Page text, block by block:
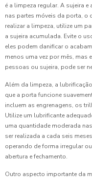
é a limpeza regular. A sujeira
nas partes móveis da porta, o
realizar a limpeza, utilize um
a sujeira acumulada. Evite o
eles podem danificar o
menos uma vez por mês, mas
pessoas ou sujeira, pode ser
Além da limpeza, a
que a porta funcione
incluem as engrenagens, os
Utilize um lubrificante
uma quantidade moderada
ser realizada a cada seis
operando de forma irregular
abertura e fechamento.
Outro aspecto importante da